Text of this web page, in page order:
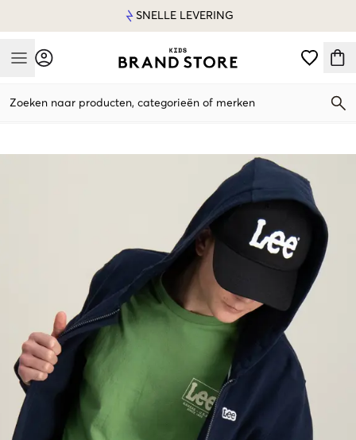
SNELLE LEVERING
Mobile Menu
Zoeken naar producten, categorieën of merken